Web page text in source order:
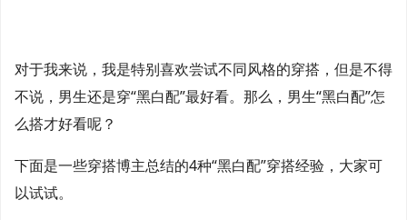
对于我来说，我是特别喜欢尝试不同风格的穿搭，但是不得
不说，男生还是穿“黑白配”最好看。那么，男生“黑白配”怎
么搭才好看呢？
下面是一些穿搭博主总结的4种“黑白配”穿搭经验，大家可
以试试。